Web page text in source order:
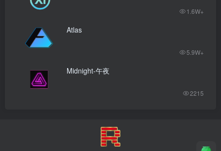
1.6W+
Atlas
5.9W+
Midnight-午夜
2215